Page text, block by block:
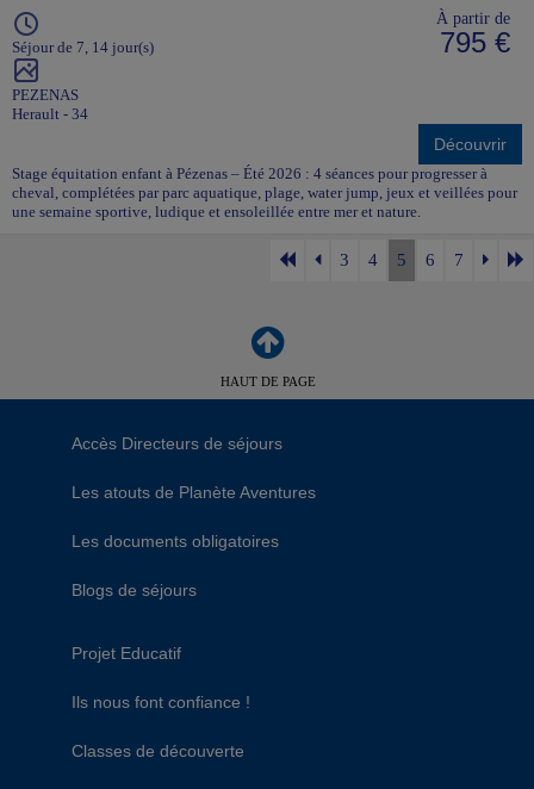
Séjour de 7, 14 jour(s)
PEZENAS
Herault - 34
À partir de
795 €
Découvrir
Stage équitation enfant à Pézenas – Été 2026 : 4 séances pour progresser à
cheval, complétées par parc aquatique, plage, water jump, jeux et veillées pour
une semaine sportive, ludique et ensoleillée entre mer et nature.
3 4 5 6 7
HAUT DE PAGE
Accès Directeurs de séjours
Les atouts de Planète Aventures
Les documents obligatoires
Blogs de séjours
Projet Educatif
Ils nous font confiance !
Classes de découverte